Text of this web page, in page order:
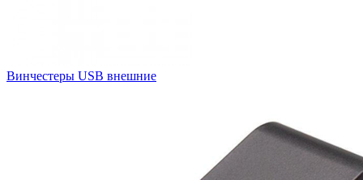
Винчестеры USB внешние